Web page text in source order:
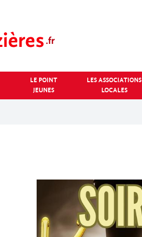
LE POINT
JEUNES
LES ASSOCIATIONS
LOCALES